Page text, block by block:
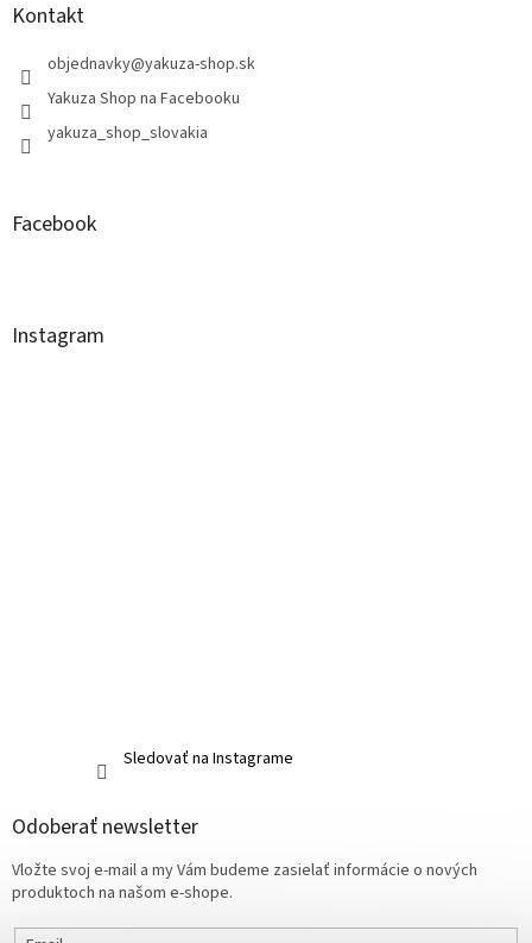
Kontakt
objednavky@yakuza-shop.sk
Yakuza Shop na Facebooku
yakuza_shop_slovakia
Facebook
Instagram
Sledovať na Instagrame
Odoberať newsletter
Vložte svoj e-mail a my Vám budeme zasielať informácie o nových
produktoch na našom e-shope.